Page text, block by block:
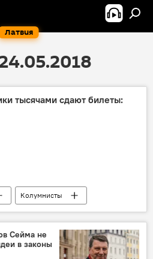
Латвия
тысячами сдают билеты:
Колумнисты
Сейма не
в законы